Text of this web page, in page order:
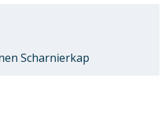
Scharnierkap